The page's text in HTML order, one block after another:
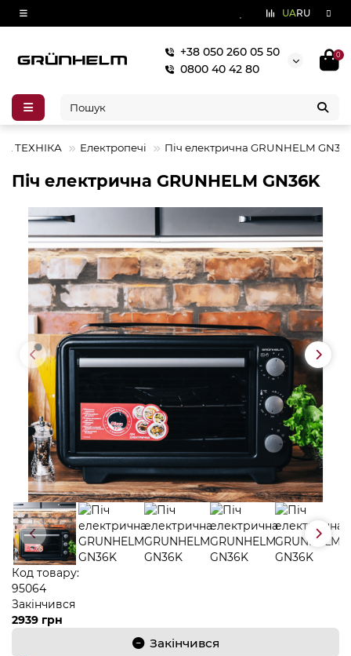
UARU
+38 050 260 05 50
0800 40 42 80
0
ТЕХНІКА Електропечі Піч електрична GRUNHELM
Піч електрична GRUNHELM GN36K
Код товару:
95064
Закінчився
2939 грн
Закінчився